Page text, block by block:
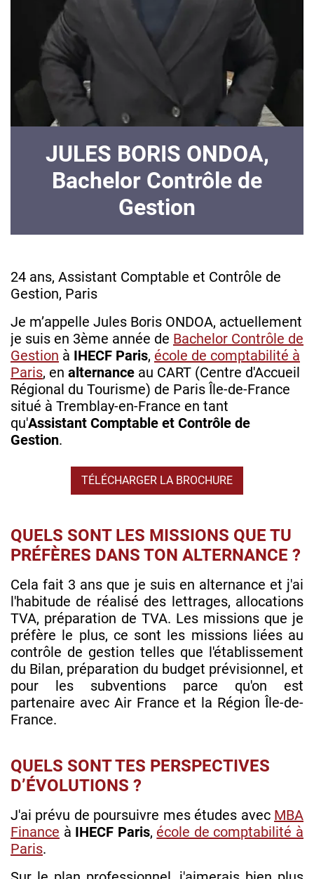
JULES BORIS ONDOA,
Bachelor Contrôle de
Gestion
24 ans, Assistant Comptable et Contrôle de
Gestion, Paris
Je m’appelle Jules Boris ONDOA, actuellement
je suis en 3ème année de Bachelor Contrôle de
Gestion à IHECF Paris, école de comptabilité à
Paris, en alternance au CART (Centre d'Accueil
Régional du Tourisme) de Paris Île-de-France
situé à Tremblay-en-France en tant
qu'Assistant Comptable et Contrôle de
Gestion.
TÉLÉCHARGER LA BROCHURE
QUELS SONT LES MISSIONS QUE TU
PRÉFÈRES DANS TON ALTERNANCE ?
Cela fait 3 ans que je suis en alternance et j'ai
l'habitude de réalisé des lettrages, allocations
TVA, préparation de TVA. Les missions que je
préfère le plus, ce sont les missions liées au
contrôle de gestion telles que l'établissement
du Bilan, préparation du budget prévisionnel, et
pour les subventions parce qu'on est
partenaire avec Air France et la Région Île-de-
France.
QUELS SONT TES PERSPECTIVES
D’ÉVOLUTIONS ?
J'ai prévu de poursuivre mes études avec MBA
Finance à IHECF Paris, école de comptabilité à
Paris.